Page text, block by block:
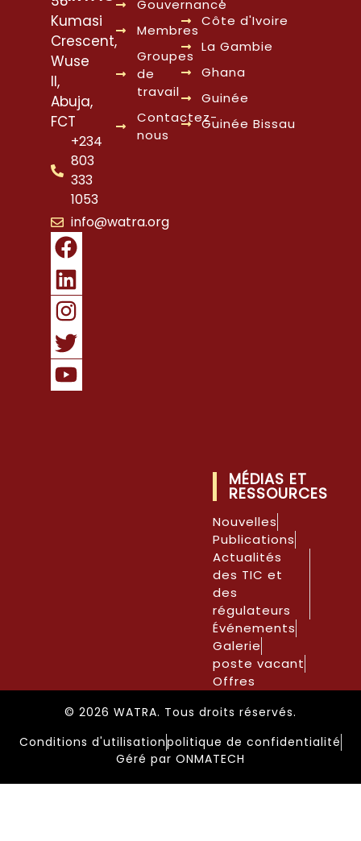
Kumasi
Crescent,
Wuse
II,
Abuja,
FCT
+234
803
333
1053
info@watra.org
Gouvernance
Membres
Groupes
de
travail
Contactez-
nous
Côte d'Ivoire
La Gambie
Ghana
Guinée
Guinée Bissau
MÉDIAS ET
RESSOURCES
Nouvelles
Publications
Actualités
des TIC et
des
régulateurs
Événements
Galerie
poste vacant
Offres
© 2026 WATRA. Tous droits réservés.
Conditions d'utilisationpolitique de confidentialité
Géré par ONMATECH